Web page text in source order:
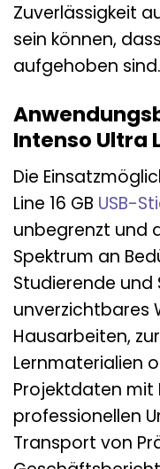
Zuverlässigkeit
sein können,
aufgehoben sind.
Intenso Ultra
Die
Line 16 GB USB-
unbegrenzt und
Spektrum an
Studierende und
unverzichtbares
Hausarbeiten,
Lernmaterialien
Projektdaten mit
professionellen
Transport von